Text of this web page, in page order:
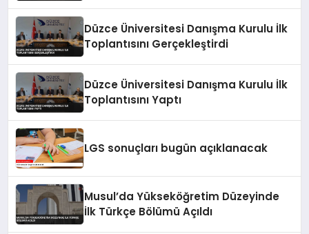
Düzce Üniversitesi Danışma Kurulu İlk
Toplantısını Gerçekleştirdi
Düzce Üniversitesi Danışma Kurulu İlk
Toplantısını Yaptı
LGS sonuçları bugün açıklanacak
Musul’da Yükseköğretim Düzeyinde
İlk Türkçe Bölümü Açıldı